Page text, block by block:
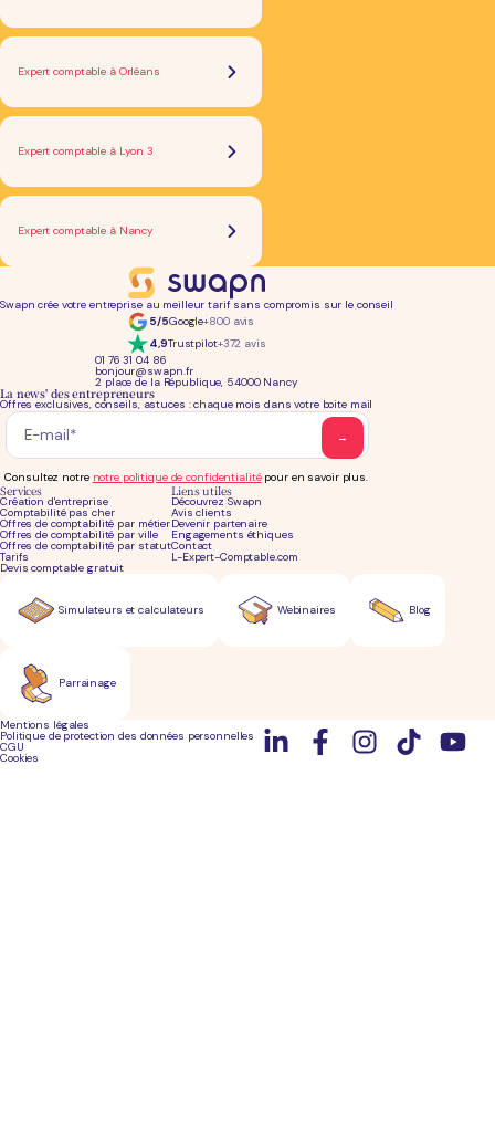
Expert comptable à Orléans
Expert comptable à Lyon 3
Expert comptable à Nancy
Swapn crée votre entreprise au meilleur tarif sans compromis sur le conseil
5/5Google+800 avis
4,9Trustpilot+372 avis
01 76 31 04 86
bonjour@swapn.fr
2 place de la République, 54000 Nancy
Services
Création d'entreprise
Comptabilité pas cher
Offres de comptabilité par métier
Offres de comptabilité par ville
Offres de comptabilité par statut
Tarifs
Devis comptable gratuit
Liens utiles
Découvrez Swapn
Avis clients
Devenir partenaire
Engagements éthiques
Contact
L-Expert-Comptable.com
La news' des entrepreneurs
Offres exclusives, conseils, astuces : chaque mois dans votre boite mail
Consultez notre notre politique de confidentialitépour en savoir plus.
Simulateurs et calculateurs Blog
Parrainage
Webinaires
Mentions légales
Politique de protection des données personnelles
CGU
Cookies